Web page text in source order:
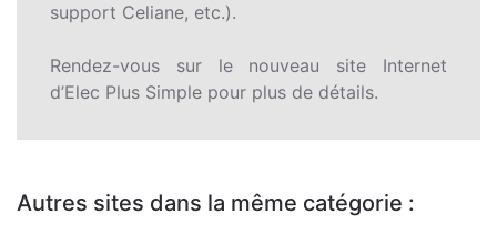
support Celiane, etc.).
Rendez-vous sur le nouveau site Internet
d’Elec Plus Simple pour plus de détails.
Autres sites dans la même catégorie :